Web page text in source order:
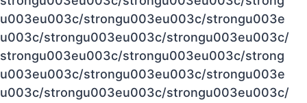
u003eu003c/strongu003eu003c/strongu003e
u003c/strongu003eu003c/strongu003eu003c/
strongu003eu003c/strongu003eu003c/strong
u003eu003c/strongu003eu003c/strongu003e
u003c/strongu003eu003c/strongu003eu003c/